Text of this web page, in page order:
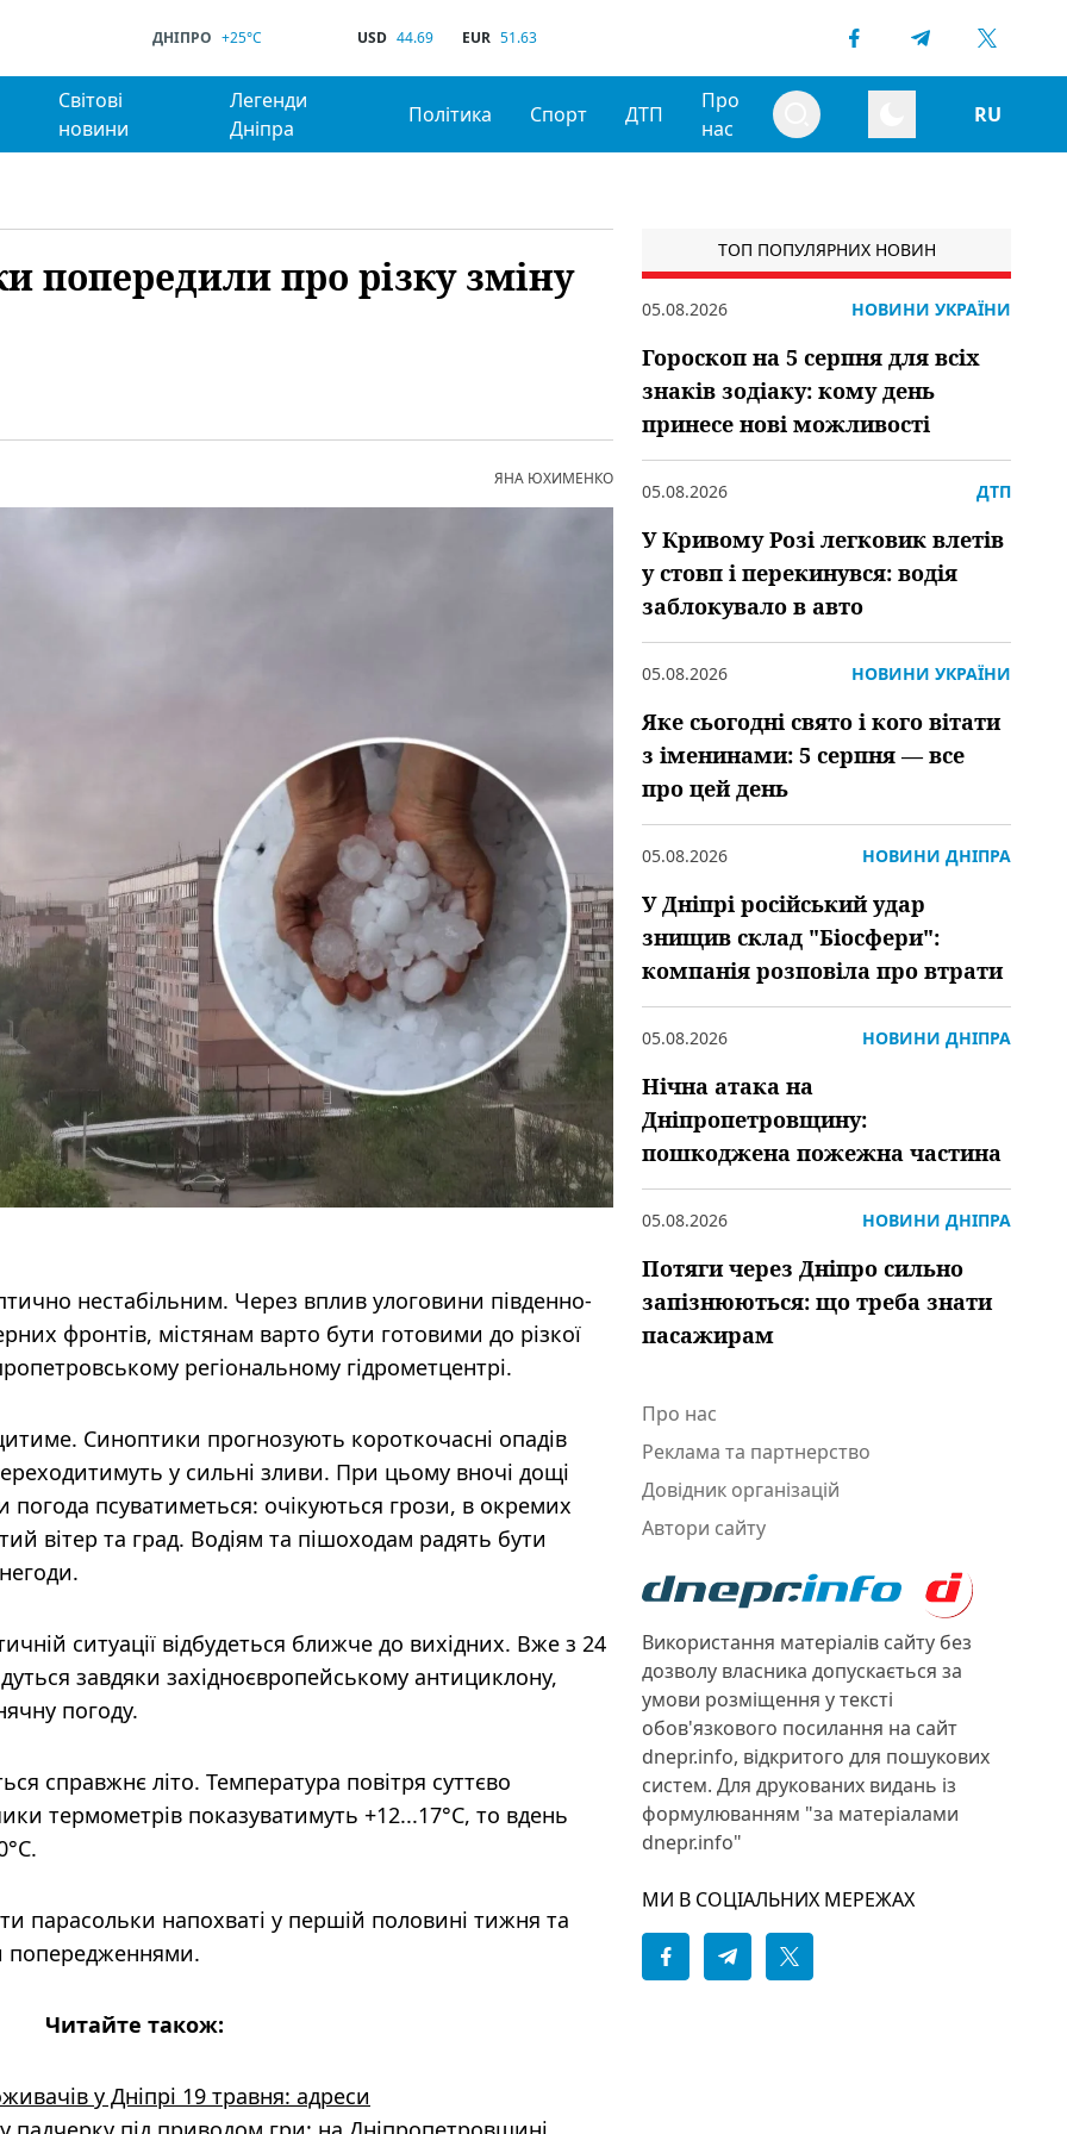
ДНІПРО +25°C USD 44.69 EUR 51.63
Світові
новини
Легенди
Дніпра
Політика Спорт ДТП
Про
нас
RU
попередили про різку зміну
ЯНА ЮХИМЕНКО
нестабільним. Через вплив улоговини південно-
фронтів, містянам варто бути готовими до різкої
регіональному гідрометцентрі.
Синоптики прогнозують короткочасні опадів
у сильні зливи. При цьому вночі дощі
погода псуватиметься: очікуються грози, в окремих
вітер та град. Водіям та пішоходам радять бути
ситуації відбудеться ближче до вихідних. Вже з 24
завдяки західноєвропейському антициклону,
погоду.
справжнє літо. Температура повітря суттєво
термометрів показуватимуть +12...17°C, то вдень
парасольки напохваті у першій половині тижня та
Читайте також:
у Дніпрі 19 травня: адреси
ТОП ПОПУЛЯРНИХ НОВИН
05.08.2026 НОВИНИ УКРАЇНИ
Гороскоп на 5 серпня для всіх
знаків зодіаку: кому день
принесе нові можливості
05.08.2026 ДТП
У Кривому Розі легковик влетів
у стовп і перекинувся: водія
заблокувало в авто
05.08.2026 НОВИНИ УКРАЇНИ
Яке сьогодні свято і кого вітати
з іменинами: 5 серпня — все
про цей день
05.08.2026 НОВИНИ ДНІПРА
У Дніпрі російський удар
знищив склад "Біосфери":
компанія розповіла про втрати
05.08.2026 НОВИНИ ДНІПРА
Нічна атака на
Дніпропетровщину:
пошкоджена пожежна частина
05.08.2026 НОВИНИ ДНІПРА
Потяги через Дніпро сильно
запізнюються: що треба знати
пасажирам
Про нас
Реклама та партнерство
Довідник організацій
Автори сайту
Використання матеріалів сайту без
дозволу власника допускається за
умови розміщення у тексті
обов'язкового посилання на сайт
dnepr.info, відкритого для пошукових
систем. Для друкованих видань із
формулюванням "за матеріалами
dnepr.info"
МИ В СОЦІАЛЬНИХ МЕРЕЖАХ